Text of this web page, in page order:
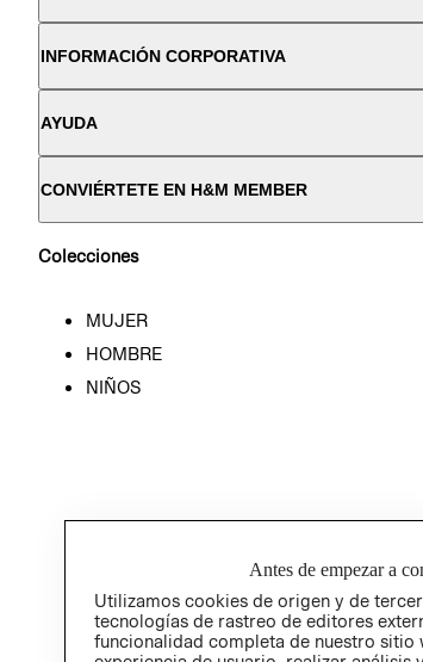
INFORMACIÓN CORPORATIVA
AYUDA
CONVIÉRTETE EN H&M MEMBER
Colecciones
MUJER
HOMBRE
NIÑOS
Antes de empezar a
Utilizamos cookies de origen y de
tecnologías de rastreo de editores
funcionalidad completa de nuestro sitio